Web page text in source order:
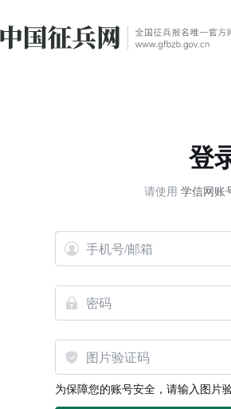
登
请使用 学信网账
为保障您的账号安全，请输入图片